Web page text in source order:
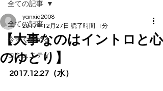
全ての記事
今すぐ始める
コミュニティ
全ての記事
【大事なのはイントロと心
のゆとり】
yanxia2008
2017年12月27日 読了時間: 1分
2017.12.27（水）